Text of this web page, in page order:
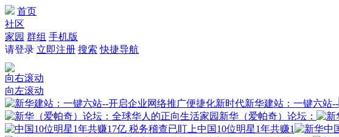
首页
社区
家园 群组 手机版
请登录 立即注册 搜索 快捷导航
向右滚动
向左滚动
新华建站：一键六站--
新华（爱帕奇）论坛：
中国10位明星1年共赚1